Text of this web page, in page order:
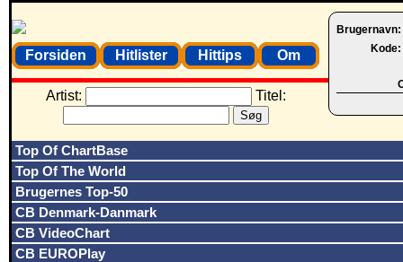
Brugernavn:
Kode:
Forsiden Hitlister Hittips Om
Artist: Titel:
Top Of ChartBase
Top Of The World
Brugernes Top-50
CB Denmark-Danmark
CB VideoChart
CB EUROPlay